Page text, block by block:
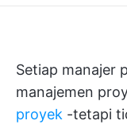
Setiap manajer
manajemen
proyek -tetapi